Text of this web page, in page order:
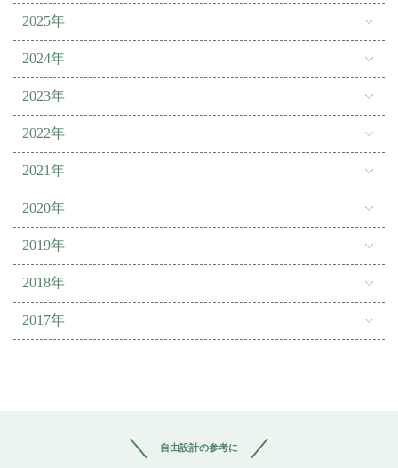
2025年
2024年
2023年
2022年
2021年
2020年
2019年
2018年
2017年
自由設計の参考に